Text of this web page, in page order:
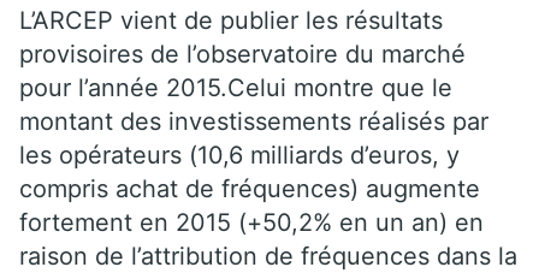
L’ARCEP vient de publier les résultats
provisoires de l’observatoire du marché
pour l’année 2015.Celui montre que le
montant des investissements réalisés par
les opérateurs (10,6 milliards d’euros, y
compris achat de fréquences) augmente
fortement en 2015 (+50,2% en un an) en
raison de l’attribution de fréquences dans la